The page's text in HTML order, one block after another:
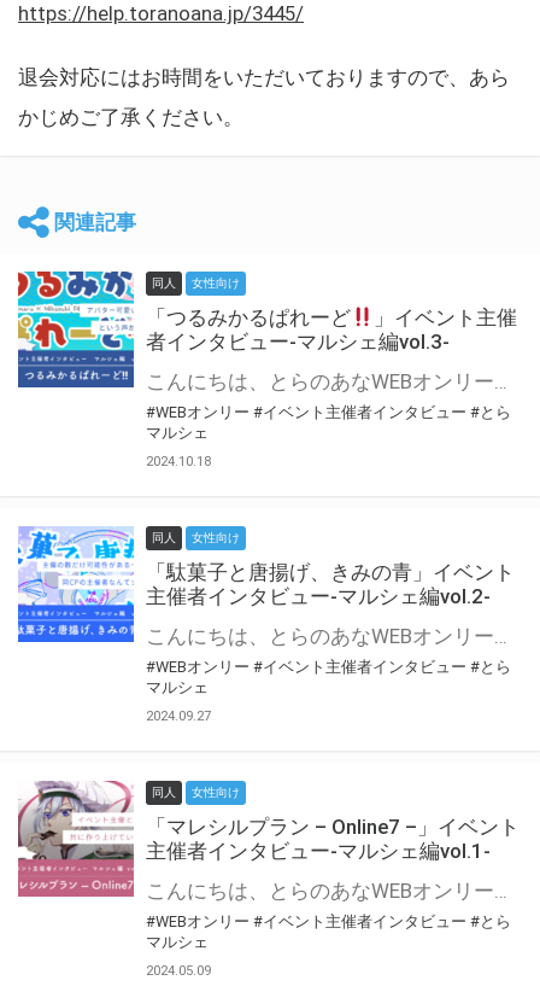
https://help.toranoana.jp/3445/
退会対応にはお時間をいただいておりますので、あら
かじめご了承ください。
関連記事
同人 女性向け
「つるみかるぱれーど
」イベント主催
者インタビュー-マルシェ編vol.3-
こんにちは、とらのあなWEBオンリー運営スタッフです。 新たにお届けする、イベント主催者インタビュー-マルシェ編-は、 とらのあなWEBオンリー「マルシェ」をご利用した主催様に 「マルシェ」を使って開催した感想や心がけをお聞きする企画です。 今回は、WEBオンリー初開催「つるみかるぱれーど
#WEBオンリー #イベント主催者インタビュー #とら
マルシェ
2024.10.18
同人 女性向け
「駄菓子と唐揚げ、きみの青」イベント
主催者インタビュー-マルシェ編vol.2-
こんにちは、とらのあなWEBオンリー運営スタッフです。 新たにお届けする、イベント主催者インタビュー-マルシェ編-は、 とらのあなWEBオンリー「マルシェ」をご利用の主催様に 「マルシェ」を使ってイベントを開催した感想や心がけをお聞きする企画です。 今回は、WEBオンリー初開催「駄菓子と唐揚げ、きみの青」より、 主催のぎこ六屋様にお話を伺いました。 協力：ぎこ六屋様／イベント公式Twitter（@krkgwks） とらのあなWEBオンリー「マルシェ」とは？ WEBオンリーでリアルタイムでコミュニケーションがとれるオンライン会場です。
#WEBオンリー #イベント主催者インタビュー #とら
マルシェ
2024.09.27
同人 女性向け
「マレシルプラン – Online7 –」イベント
主催者インタビュー-マルシェ編vol.1-
こんにちは、とらのあなWEBオンリー運営スタッフです。 新たにお届けする、イベント主催者インタビュー-マルシェ編-は、 とらのあなWEBオンリー「マルシェ」をご利用した主催様に 「マルシェ」を使って開催した感想や心がけをお聞きする企画です。 今回は、WEBオンリー開催7回目迎えた「マレシルプラン – Online7 –」より、 主催の玉川うた様にお話を伺いました。 ▼マレシルプランのインタビュー前回記事 「イベント主催者インタビュー vol.6」はこちら 協力：玉川うた様（マレシルプラン実行委員会 代表）／イベント公式Twitter（@mallesil_plan） とらのあなWEBオンリー「マルシェ」とは？ WEBオンリーでリアルタイムでコミュニケーションがとれるオンライン会場です。
#WEBオンリー #イベント主催者インタビュー #とら
マルシェ
2024.05.09